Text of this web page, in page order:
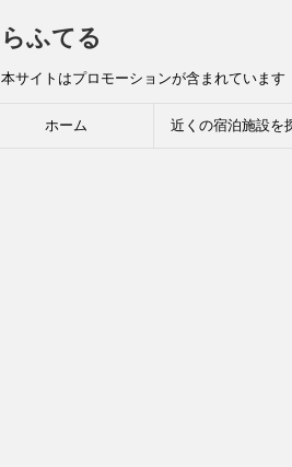
らふてる
本サイトはプロモーションが含まれています
ホーム 近くの宿泊施設を